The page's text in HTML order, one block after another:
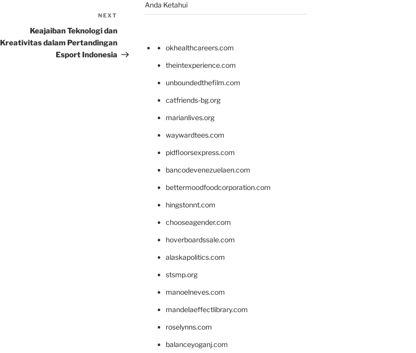
Post
NEXT
Keajaiban Teknologi dan
Kreativitas dalam Pertandingan
Esport Indonesia
Anda Ketahui
okhealthcareers.com
theintexperience.com
unboundedthefilm.com
catfriends-bg.org
marianlives.org
waywardtees.com
pidfloorsexpress.com
bancodevenezuelaen.com
bettermoodfoodcorporation.com
hingstonnt.com
chooseagender.com
hoverboardssale.com
alaskapolitics.com
stsmp.org
manoelneves.com
mandelaeffectlibrary.com
roselynns.com
balanceyoganj.com